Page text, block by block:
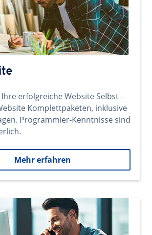
Ihre erfolgreiche Website Selbst -
Komplettpaketen, inklusive
Programmier-Kenntnisse sind
Mehr erfahren